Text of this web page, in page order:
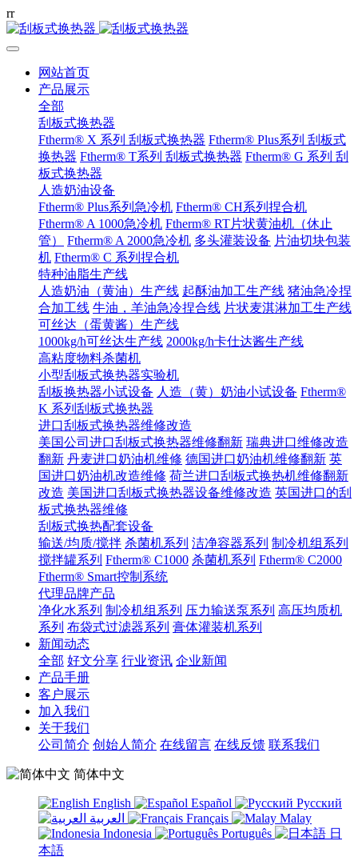
rr
网站首页
产品展示
全部
刮板式换热器
Ftherm® X 系列 刮板式换热器 Ftherm® Plus系列 刮板式
换热器 Ftherm® T系列 刮板式换热器 Ftherm® G 系列 刮
板式换热器
人造奶油设备
Ftherm® Plus系列急冷机 Ftherm® CH系列捏合机
Ftherm® A 1000急冷机 Ftherm® RT片状黄油机（休止
管）
Ftherm® A 2000急冷机 多头灌装设备 片油切块包装
机 Ftherm® C 系列捏合机
特种油脂生产线
人造奶油（黄油）生产线 起酥油加工生产线 猪油急冷捏
合加工线 牛油，羊油急冷捏合线 片状麦淇淋加工生产线
可丝达（蛋黄酱）生产线
1000kg/h可丝达生产线 2000kg/h卡仕达酱生产线
高粘度物料杀菌机
小型刮板式换热器实验机
刮板换热器小试设备 人造（黄）奶油小试设备 Ftherm®
K 系列刮板式换热器
进口刮板式换热器维修改造
美国公司进口刮板式换热器维修翻新 瑞典进口维修改造
翻新 丹麦进口奶油机维修 德国进口奶油机维修翻新 英
国进口奶油机改造维修 荷兰进口刮板式换热机维修翻新
改造 美国进口刮板式换热器设备维修改造 英国进口的刮
板式换热器维修
刮板式换热配套设备
输送/均质/搅拌 杀菌机系列 洁净容器系列 制冷机组系列
搅拌罐系列 Ftherm® C1000 杀菌机系列 Ftherm® C2000
Ftherm® Smart控制系统
代理品牌产品
净化水系列 制冷机组系列 压力输送泵系列 高压均质机
系列 布袋式过滤器系列 膏体灌装机系列
新闻动态
全部 好文分享 行业资讯 企业新闻
产品手册
客户展示
加入我们
关于我们
公司简介 创始人简介 在线留言 在线反馈 联系我们
简体中文
English Español
Русский
Français
Malay
Indonesia
Português
日
本語